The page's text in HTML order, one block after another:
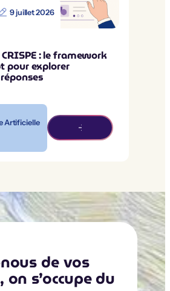
9 juillet 2026
: le framework
pour explorer
Artificielle
de vos
s’occupe du